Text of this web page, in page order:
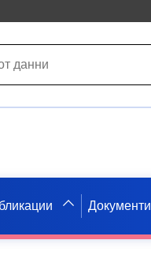
Документи